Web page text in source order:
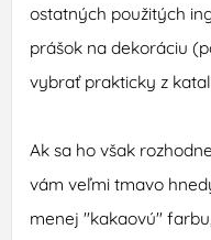
ostatných použitých
prášok na dekoráciu
vybrať prakticky z
Ak sa ho však
vám veľmi tmavo
menej "kakaovú"